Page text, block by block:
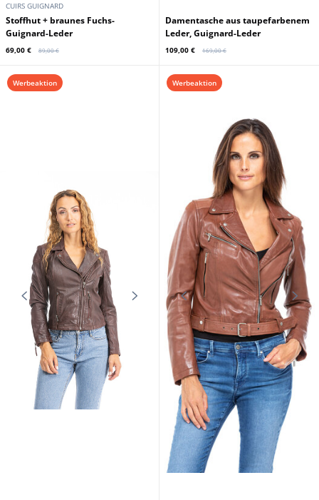
CUIRS GUIGNARD
Stoffhut + braunes Fuchs-
Guignard-Leder
69,00 € 89,00 €
Damentasche aus taupefarbenem
Leder, Guignard-Leder
109,00 € 169,00 €
Werbeaktion Werbeaktion